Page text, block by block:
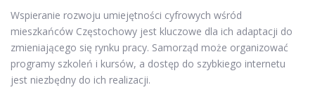
Wspieranie rozwoju umiejętności cyfrowych wśród
mieszkańców Częstochowy jest kluczowe dla ich adaptacji do
zmieniającego się rynku pracy. Samorząd może organizować
programy szkoleń i kursów, a dostęp do szybkiego internetu
jest niezbędny do ich realizacji.